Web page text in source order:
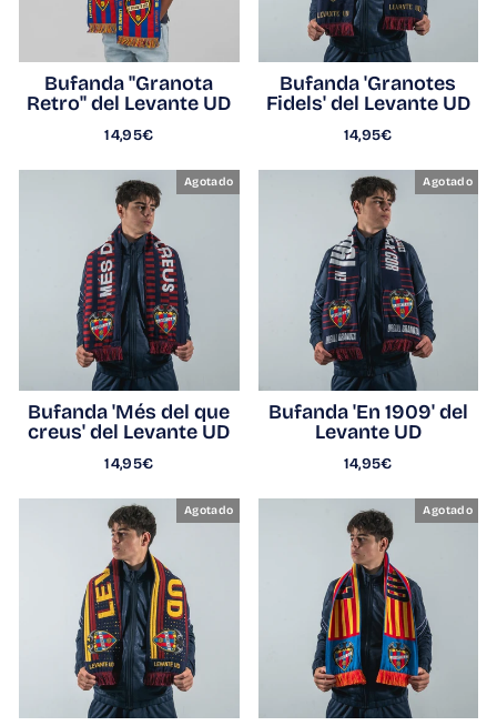
Bufanda "Granota
Retro" del Levante UD
14,95€
Bufanda 'Granotes
Fidels' del Levante UD
14,95€
Agotado
Bufanda 'Més del que
creus' del Levante UD
14,95€
Agotado
Bufanda 'En 1909' del
Levante UD
14,95€
Agotado Agotado